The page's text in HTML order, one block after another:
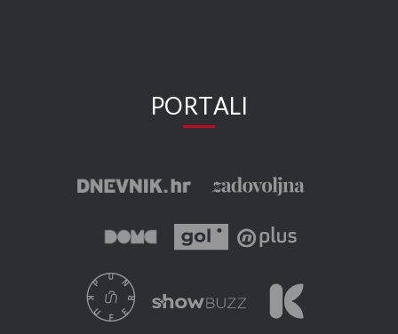
PORTALI